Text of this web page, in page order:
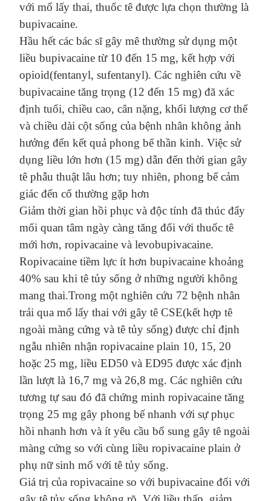
với mổ lấy thai, thuốc tê được lựa chọn thường là
bupivacaine.
Hầu hết các bác sĩ gây mê thường sử dụng một
liều bupivacaine từ 10 đến 15 mg, kết hợp với
opioid(fentanyl, sufentanyl). Các nghiên cứu về
bupivacaine tăng trọng (12 đến 15 mg) đã xác
định tuổi, chiều cao, cân nặng, khối lượng cơ thể
và chiều dài cột sống của bệnh nhân không ảnh
hưởng đến kết quả phong bếthần kinh. Việc sử
dụng liều lớn hơn (15 mg) dẫn đến thời gian gây
tê phẫu thuật lâu hơn; tuy nhiên, phong bếcảm
giác đến cổ thường gặp hơn
Giảm thời gian hồi phục và độc tính đã thúc đẩy
mối quan tâm ngày càng tăng đối với thuốc tê
mới hơn, ropivacaine và levobupivacaine.
Ropivacaine tiềm lực ít hơn bupivacaine khoảng
40% sau khi tê tủy sống ở những người không
mang thai.Trong một nghiên cứu 72 bệnh nhân
trải qua mổ lấy thai với gây tê CSE(kết hợp tê
ngoài màng cứng và tê tủy sống) được chỉ định
ngẫu nhiên nhận ropivacaine plain 10, 15, 20
hoặc 25 mg, liều ED50 và ED95 được xác định
lần lượt là 16,7 mg và 26,8 mg. Các nghiên cứu
tương tựsau đó đã chứng minh ropivacaine tăng
trọng 25 mg gây phong bếnhanh với sự phục
hồi nhanh hơn và ít yêu cầu bổ sung gây tê ngoài
màng cứng so với cùng liều ropivacaine plain ở
phụ nữ sinh mổ với tê tủy sống.
Giá trị của ropivacaine so với bupivacaine đối với